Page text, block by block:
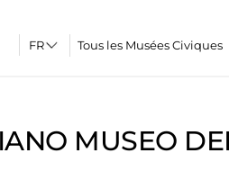
Tous les Musées Civiques
MUSEO